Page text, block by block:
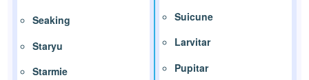
Seaking
Staryu
Starmie
Suicune
Larvitar
Pupitar